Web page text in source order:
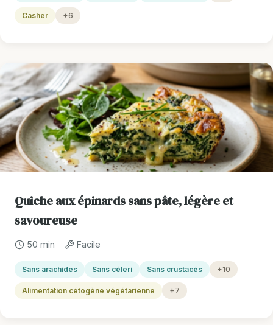
Casher +6
Quiche aux épinards sans pâte, légère et
savoureuse
50 min Facile
Sans arachides Sans céleri Sans crustacés +10
Alimentation cétogène végétarienne +7